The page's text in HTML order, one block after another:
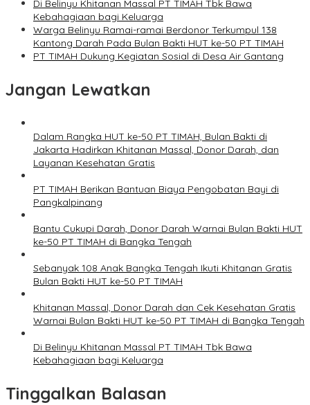
Di Belinyu Khitanan Massal PT TIMAH Tbk Bawa
Kebahagiaan bagi Keluarga
Warga Belinyu Ramai-ramai Berdonor Terkumpul 138
Kantong Darah Pada Bulan Bakti HUT ke-50 PT TIMAH
PT TIMAH Dukung Kegiatan Sosial di Desa Air Gantang
Jangan Lewatkan
Dalam Rangka HUT ke-50 PT TIMAH, Bulan Bakti di
Jakarta Hadirkan Khitanan Massal, Donor Darah, dan
Layanan Kesehatan Gratis
PT TIMAH Berikan Bantuan Biaya Pengobatan Bayi di
Pangkalpinang
Bantu Cukupi Darah, Donor Darah Warnai Bulan Bakti HUT
ke-50 PT TIMAH di Bangka Tengah
Sebanyak 108 Anak Bangka Tengah Ikuti Khitanan Gratis
Bulan Bakti HUT ke-50 PT TIMAH
Khitanan Massal, Donor Darah dan Cek Kesehatan Gratis
Warnai Bulan Bakti HUT ke-50 PT TIMAH di Bangka Tengah
Di Belinyu Khitanan Massal PT TIMAH Tbk Bawa
Kebahagiaan bagi Keluarga
Tinggalkan Balasan